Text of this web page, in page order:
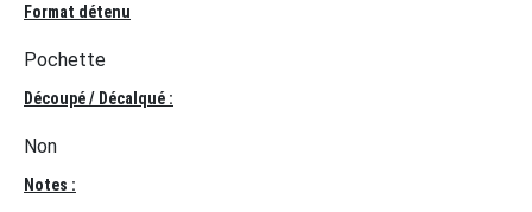
Format détenu
Pochette
Découpé / Décalqué :
Non
Notes :